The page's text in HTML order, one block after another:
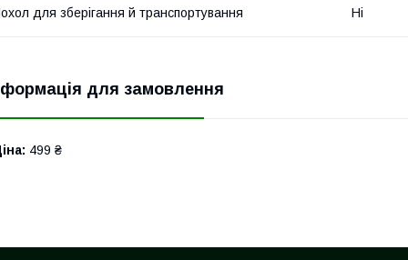
для зберігання й транспортування Ні
для замовлення
499 ₴